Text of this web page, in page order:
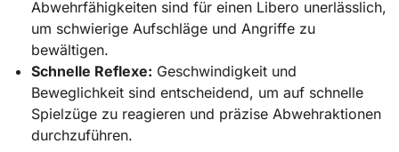
Abwehrfähigkeiten sind für einen Libero unerlässlich,
um schwierige Aufschläge und Angriffe zu
bewältigen.
Schnelle Reflexe: Geschwindigkeit und
Beweglichkeit sind entscheidend, um auf schnelle
Spielzüge zu reagieren und präzise Abwehraktionen
durchzuführen.